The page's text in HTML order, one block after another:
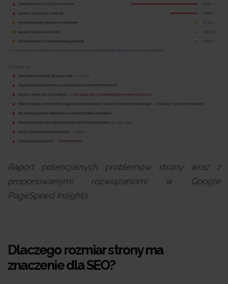
Raport potencjalnych problemów strony wraz z
proponowanymi rozwiązaniami w Google
PageSpeed Insights
Dlaczego rozmiar strony ma
znaczenie dla SEO?